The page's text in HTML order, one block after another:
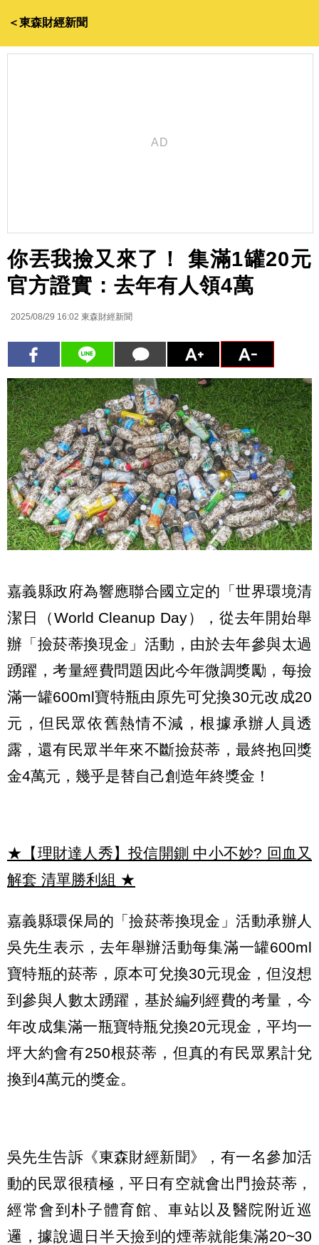
＜東森財經新聞
你丟我撿又來了！ 集滿1罐20元
官方證實：去年有人領4萬
2025/08/29 16:02 東森財經新聞
嘉義縣政府為響應聯合國立定的「世界環境清
潔日（World Cleanup Day），從去年開始舉
辦「撿菸蒂換現金」活動，由於去年參與太過
踴躍，考量經費問題因此今年微調獎勵，每撿
滿一罐600ml寶特瓶由原先可兌換30元改成20
元，但民眾依舊熱情不減，根據承辦人員透
露，還有民眾半年來不斷撿菸蒂，最終抱回獎
金4萬元，幾乎是替自己創造年終獎金！
★【理財達人秀】投信開鍘 中小不妙? 回血又
解套 清單勝利組 ★
嘉義縣環保局的「撿菸蒂換現金」活動承辦人
吳先生表示，去年舉辦活動每集滿一罐600ml
寶特瓶的菸蒂，原本可兌換30元現金，但沒想
到參與人數太踴躍，基於編列經費的考量，今
年改成集滿一瓶寶特瓶兌換20元現金，平均一
坪大約會有250根菸蒂，但真的有民眾累計兌
換到4萬元的獎金。
吳先生告訴《東森財經新聞》，有一名參加活
動的民眾很積極，平日有空就會出門撿菸蒂，
經常會到朴子體育館、車站以及醫院附近巡
邏，據說週日半天撿到的煙蒂就能集滿20~30